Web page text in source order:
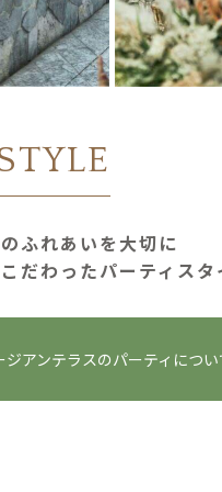
ふれあいを大切に
こだわったパーティス
ジアンテラスのパーティにつ